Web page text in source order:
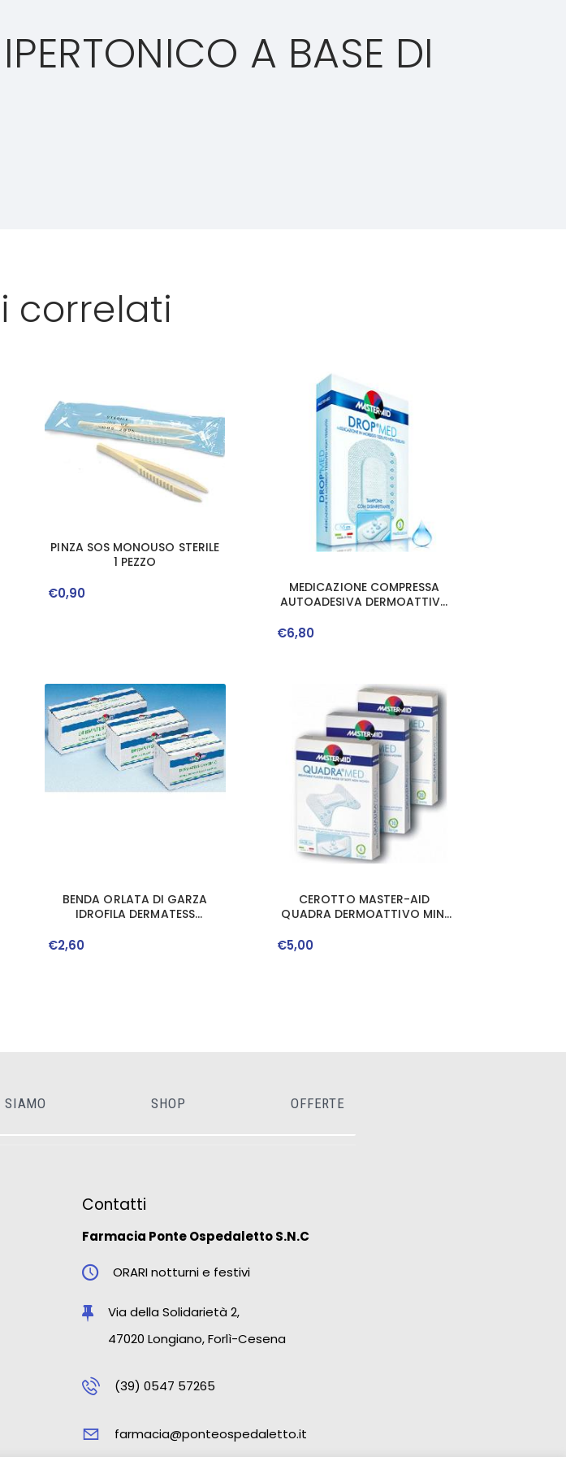
A BASE DI
correlati
PINZA SOS MONOUSO STERILE
1 PEZZO
€0,90
MEDICAZIONE COMPRESSA
AUTOADESIVA DERMOATTIVA
MASTER-AID DROP MED 10X6 5
€6,80
BENDA ORLATA DI GARZA
IDROFILA DERMATESS
€2,60
CEROTTO MASTER-AID
QUADRA DERMOATTIVO MINI
€5,00
SIAMO SHOP OFFERTE
Contatti
Farmacia Ponte Ospedaletto S.N.C
ORARI notturni e festivi
Via della Solidarietà 2,
47020 Longiano, Forlì-Cesena
(39) 0547 57265
farmacia@ponteospedaletto.it